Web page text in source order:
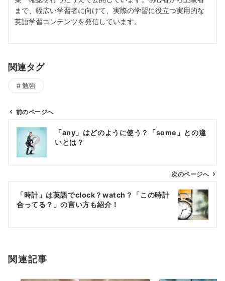
まで、幅広い学習者に向けて、実際の学習に役立つ実用的な
英語学習コンテンツを発信しています。
関連タグ
勉強
ン
前のページへ
「any」はどのように使う？「some」との違
いとは？
次のページへ
「時計」は英語でclock？watch？「この時計
合ってる？」の言い方も紹介！
関連記事